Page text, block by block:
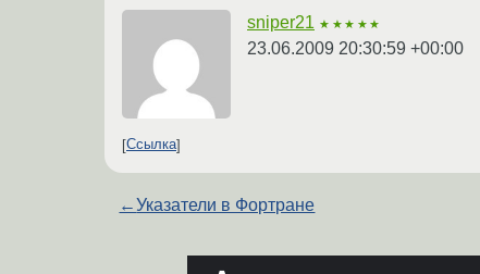
sniper21 ★★★★★
23.06.2009 20:30:59 +00:00
Ссылка
←Указатели в Фортране